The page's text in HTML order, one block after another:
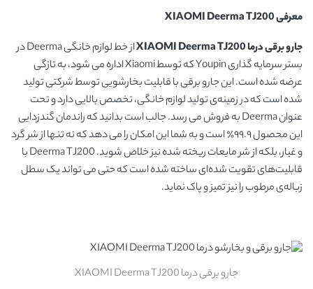
معرفیXIAOMI Deerma TJ200
جارو برقی درما XIAOMI Deerma TJ200
از خط لوازم خانگی Deerma در
بستر سرمایه گذاری Youpin که توسط Xiaomi اداره می‌ شود، به تازگی
عرضه شده است. این جارو برقی با قابلیت بخارشویی توسط شرکتی تولید
شده است که در زمینه‌ی تولید لوازم خانگی، تخصص بالایی دارد و تحت
عنوان Deerma به فروش می رسد. جالب است بدانید که راندمان گندزدایی
این محصول ۹۹.۹٪ است و به شما این امکان را می‌ دهد که نه تنها از شر گرد
و غبار، بلکه از شر مایعات ریخته شده نیز خلاص شوید. Deerma TJ200 با
قابلیت‌های تقویت شده‌ای ساخته شده است که حتی می تواند یک سطل
زباله‌ی مرطوب را نیز تمیز و پاک نماید.
جارو برقی درما XIAOMI Deerma TJ200